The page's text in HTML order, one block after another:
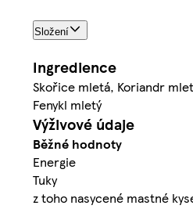
Složení
Ingredience
Skořice mletá, Koriandr
Fenykl mletý
Výživové údaje
Běžné hodnoty
Energie
Tuky
z toho nasycené mastné